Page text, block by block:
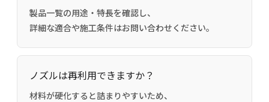
製品一覧の用途・特長を確認し、
詳細な適合や施工条件はお問い合わせください。
ノズルは再利用できますか？
材料が硬化すると詰まりやすいため、